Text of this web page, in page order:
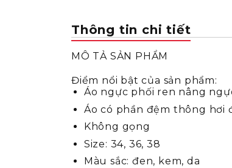
Thông tin chi tiết
MÔ TẢ SẢN PHẨM
Điểm nổi bật của sản phẩm:
Áo ngực phối ren nâng
Áo có phần đệm thông hơi
Không gọng
Size: 34, 36, 38
Màu sắc: đen, kem, da